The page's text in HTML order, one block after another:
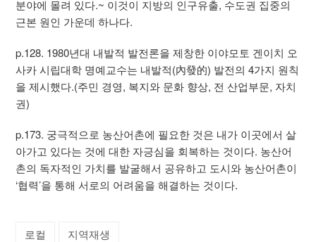
분야에 몰려 있다.~ 이것이 지방의 인구유출, 수도권 집중의
근본 원인 가운데 하나다.
p.128. 1980년대 내발적 발전론을 제창한 이야모토 겐이치 오
사카 시립대학 명예교수는 내발적(內發的) 발전의 4가지 원칙
을 제시했다.(주민 경영, 복지와 문화 향상, 전 산업부문, 자치
권)
p.173. 궁극적으로 농산어촌에 필요한 것은 내가 이곳에서 살
아가고 있다는 것에 대한 자긍심을 회복하는 것이다. 농산어
촌의 독자적인 가치를 발굴해서 공유하고 도시와 농산어촌이
‘협력’을 통해 서로의 어려움을 해결하는 것이다.
로컬 지역재생